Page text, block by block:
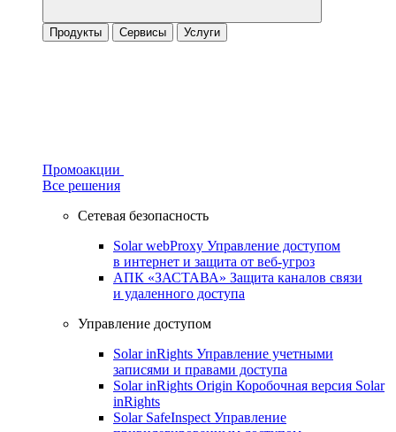
Продукты Сервисы Услуги
Промоакции
Все решения
Сетевая безопасность
Solar webProxy Управление доступом
в интернет и защита от веб-угроз
АПК «ЗАСТАВА» Защита каналов связи
и удаленного доступа
Управление доступом
Solar inRights Управление учетными
записями и правами доступа
Solar inRights Origin Коробочная версия Solar
inRights
Solar SafeInspect Управление